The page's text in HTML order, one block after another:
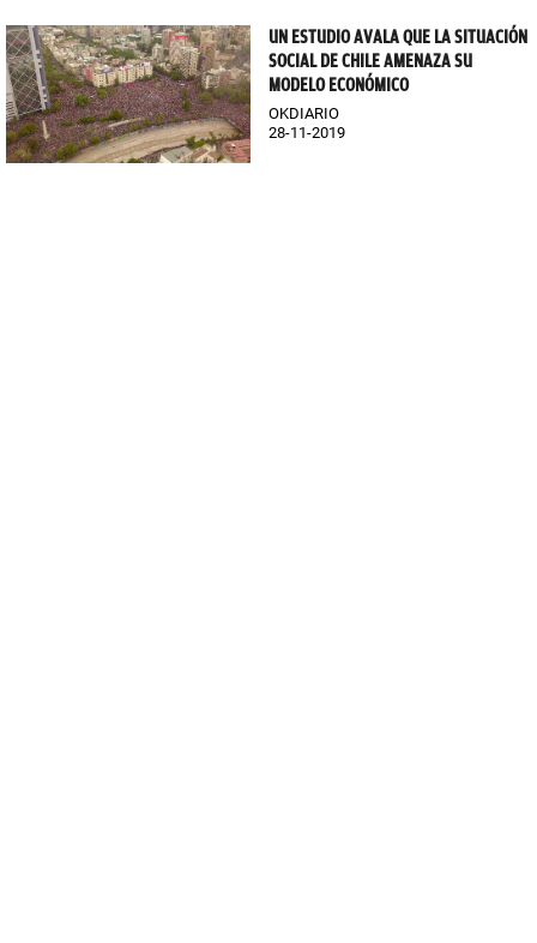
UN ESTUDIO AVALA QUE LA SITUACIÓN
SOCIAL DE CHILE AMENAZA SU
MODELO ECONÓMICO
OKDIARIO
28-11-2019